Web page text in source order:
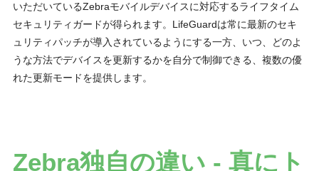
いただいているZebraモバイルデバイスに対応するライフタイム
セキュリティガードが得られます。LifeGuardは常に最新のセキ
ュリティパッチが導入されているようにする一方、いつ、どのよ
うな方法でデバイスを更新するかを自分で制御できる、複数の優
れた更新モードを提供します。
Zebra独自の違い - 真にト